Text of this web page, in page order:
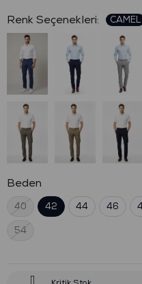
:
Beden
40 42 44 46
54